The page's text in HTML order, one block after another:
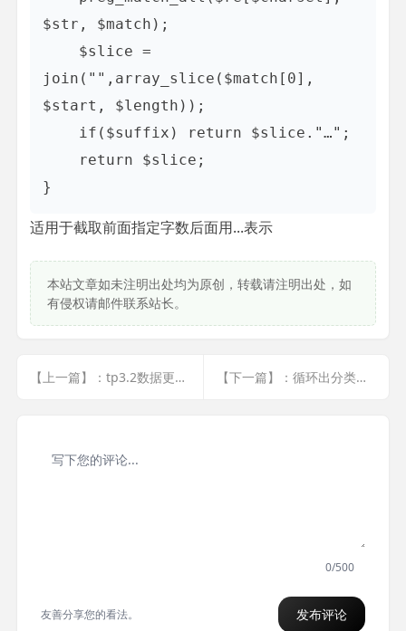
$str, $match);
join("",array_slice($match[0],
$start, $length));
}
适用于截取前面指定字数后面用...表示
本站文章如未注明出处均为原创，转载请注明出处，如
有侵权请邮件联系站长。
【上一篇】：tp3.2数据更新(适用于记录登录次数) 【下一篇】：循环出分类再把分类下的商品循环出来
0/500
友善分享您的看法。 发布评论